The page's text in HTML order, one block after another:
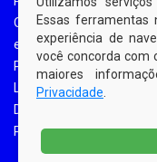
Ouvidoria Eletrônica
e-SIC
Processos de Licitação
Licitações em Andamento
Diário Oficial
Portal do Contribuinte
Essas
experiência de
você concorda com
maiores
Privacidade